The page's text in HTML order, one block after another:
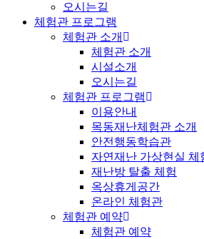
오시는길
체험관 프로그램
체험관 소개
체험관 소개
시설소개
오시는길
체험관 프로그램
이용안내
목동재난체험관 소개
안전행동학습관
자연재난 가상현실 체
재난방 탈출 체험
옥상휴게공간
온라인 체험관
체험관 예약
체험관 예약